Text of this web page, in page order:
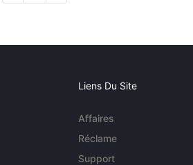
Liens Du Site
Affaires
Réclame
Support